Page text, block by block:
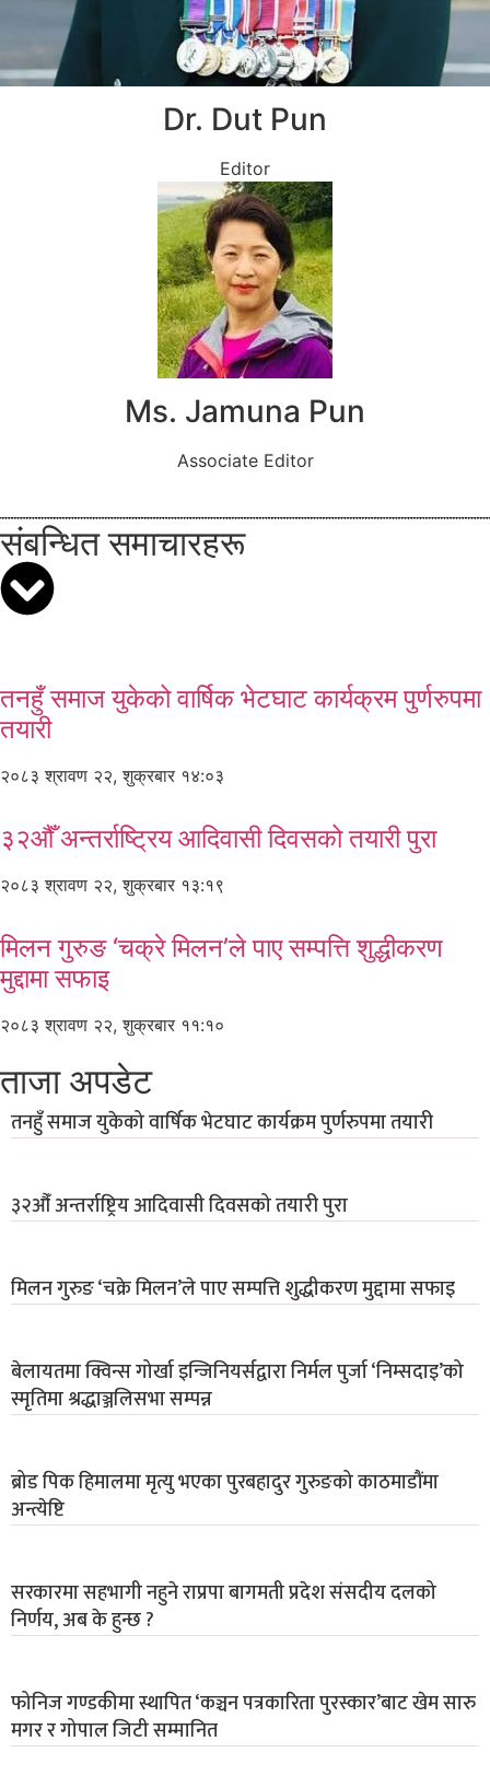
Dr. Dut Pun
Editor
Ms. Jamuna Pun
Associate Editor
संबन्धित समाचारहरू
तनहुँ समाज युकेको वार्षिक भेटघाट कार्यक्रम पुर्णरुपमा
तयारी
२०८३ श्रावण २२, शुक्रबार १४:०३
३२औँ अन्तर्राष्ट्रिय आदिवासी दिवसको तयारी पुरा
२०८३ श्रावण २२, शुक्रबार १३:१९
मिलन गुरुङ ‘चक्रे मिलन’ले पाए सम्पत्ति शुद्धीकरण
मुद्दामा सफाइ
२०८३ श्रावण २२, शुक्रबार ११:१०
ताजा अपडेट
तनहुँ समाज युकेको वार्षिक भेटघाट कार्यक्रम पुर्णरुपमा तयारी
३२औँ अन्तर्राष्ट्रिय आदिवासी दिवसको तयारी पुरा
मिलन गुरुङ ‘चक्रे मिलन’ले पाए सम्पत्ति शुद्धीकरण मुद्दामा सफाइ
बेलायतमा क्विन्स गोर्खा इन्जिनियर्सद्वारा निर्मल पुर्जा ‘निम्सदाइ’को
स्मृतिमा श्रद्धाञ्जलिसभा सम्पन्न
ब्रोड पिक हिमालमा मृत्यु भएका पुरबहादुर गुरुङको काठमाडौंमा
अन्त्येष्टि
सरकारमा सहभागी नहुने राप्रपा बागमती प्रदेश संसदीय दलको
निर्णय, अब के हुन्छ ?
फोनिज गण्डकीमा स्थापित ‘कञ्चन पत्रकारिता पुरस्कार’बाट खेम सारु
मगर र गोपाल जिटी सम्मानित